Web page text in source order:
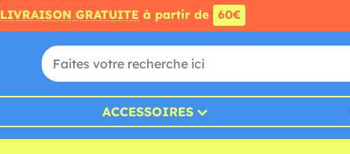
LIVRAISON GRATUITE à partir de 60€
ACCESSOIRES